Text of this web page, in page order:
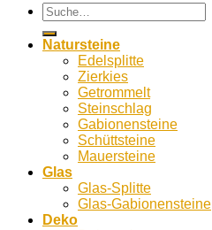
Suche
nach:
Natursteine
Edelsplitte
Zierkies
Getrommelt
Steinschlag
Gabionensteine
Schüttsteine
Mauersteine
Glas
Glas-Splitte
Glas-Gabionensteine
Deko